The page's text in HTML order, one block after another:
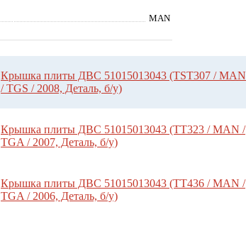
MAN
Крышка плиты ДВС 51015013043 (TST307 / MAN
/ TGS / 2008, Деталь, б/у)
Крышка плиты ДВС 51015013043 (TT323 / MAN /
TGA / 2007, Деталь, б/у)
Крышка плиты ДВС 51015013043 (TT436 / MAN /
TGA / 2006, Деталь, б/у)